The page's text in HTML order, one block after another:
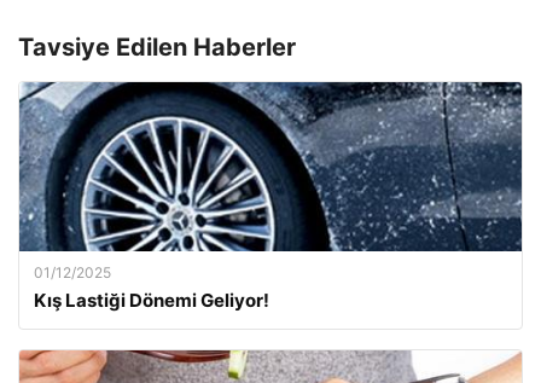
Tavsiye Edilen Haberler
01/12/2025
Kış Lastiği Dönemi Geliyor!